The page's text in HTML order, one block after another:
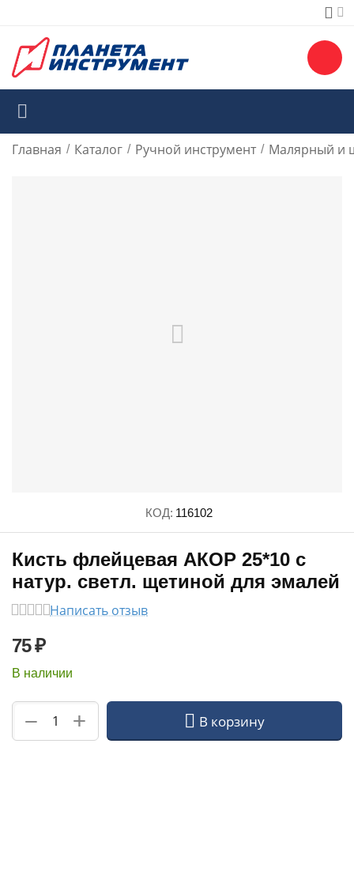
Главная / Каталог / Ручной инструмент / Малярный и
КОД: 116102
Кисть флейцевая АКОР 25*10 с
натур. светл. щетиной для эмалей
Написать отзыв
75₽
В наличии
+
− В корзину